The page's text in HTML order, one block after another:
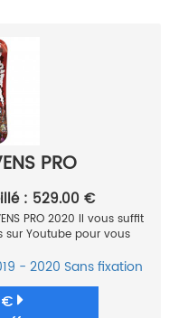
PRO
: 529.00 €
PRO 2020 Il vous suffit
sur Youtube pour vous
- 2020 Sans fixation
€